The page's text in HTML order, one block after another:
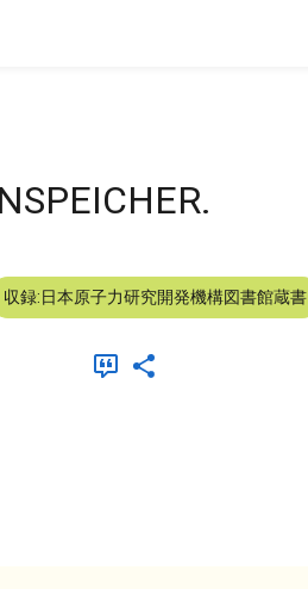
収録:日本原子力研究開発機構図書館蔵書